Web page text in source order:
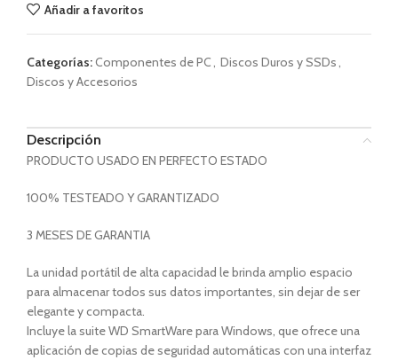
Añadir a favoritos
Categorías:Componentes de PC, Discos Duros y SSDs,
Discos y Accesorios
Descripción
PRODUCTO USADO EN PERFECTO ESTADO
100% TESTEADO Y GARANTIZADO
3 MESES DE GARANTIA
La unidad portátil de alta capacidad le brinda amplio espacio
para almacenar todos sus datos importantes, sin dejar de ser
elegante y compacta.
Incluye la suite WD SmartWare para Windows, que ofrece una
aplicación de copias de seguridad automáticas con una interfaz